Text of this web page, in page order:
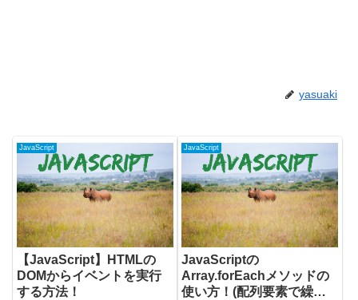
yasuaki
JavaScript
【JavaScript】HTMLの
DOMからイベントを実行
する方法！
JavaScript
JavaScriptの
Array.forEachメソッドの
使い方！(配列要素で繰り